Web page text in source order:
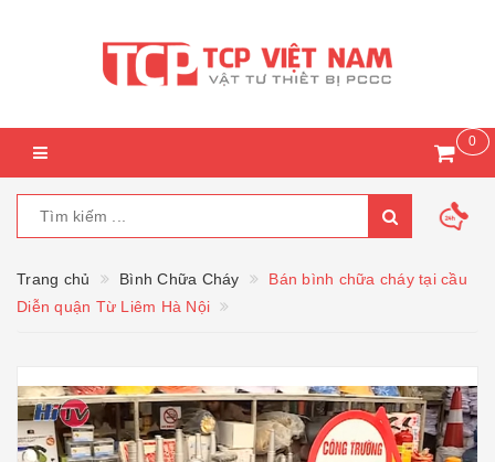
0
Trang chủ Bình Chữa Cháy
Bán bình chữa cháy tại cầu
Diễn quận Từ Liêm Hà Nội